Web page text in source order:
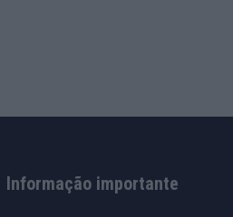
Informação importante